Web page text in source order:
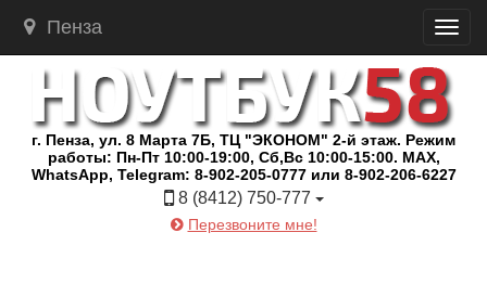
Пенза
г. Пенза, ул. 8 Марта 7Б, ТЦ "ЭКОНОМ" 2-й этаж. Режим
работы: Пн-Пт 10:00-19:00, Сб,Вс 10:00-15:00. MAX,
WhatsApp, Telegram: 8-902-205-0777 или 8-902-206-6227
8 (8412) 750-777
Перезвоните мне!